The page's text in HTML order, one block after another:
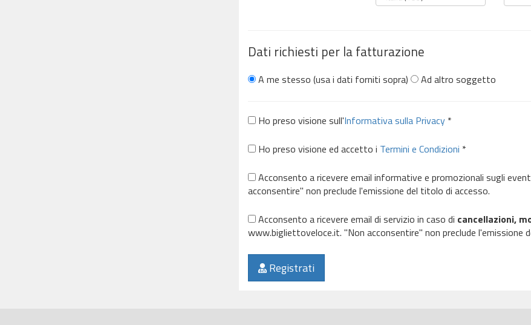
Dati richiesti per la fatturazione
A me stesso (usa i dati forniti sopra) Ad altro soggetto
Ho preso visione sull'Informativa sulla Privacy*
Ho preso visione ed accetto i Termini e Condizioni *
Acconsento a ricevere email informative e promozionali sugli
acconsentire" non preclude l'emissione del titolo di accesso.
Acconsento a ricevere email di servizio in caso di cancellazioni,
www.bigliettoveloce.it. "Non acconsentire" non preclude l'emissione
Registrati